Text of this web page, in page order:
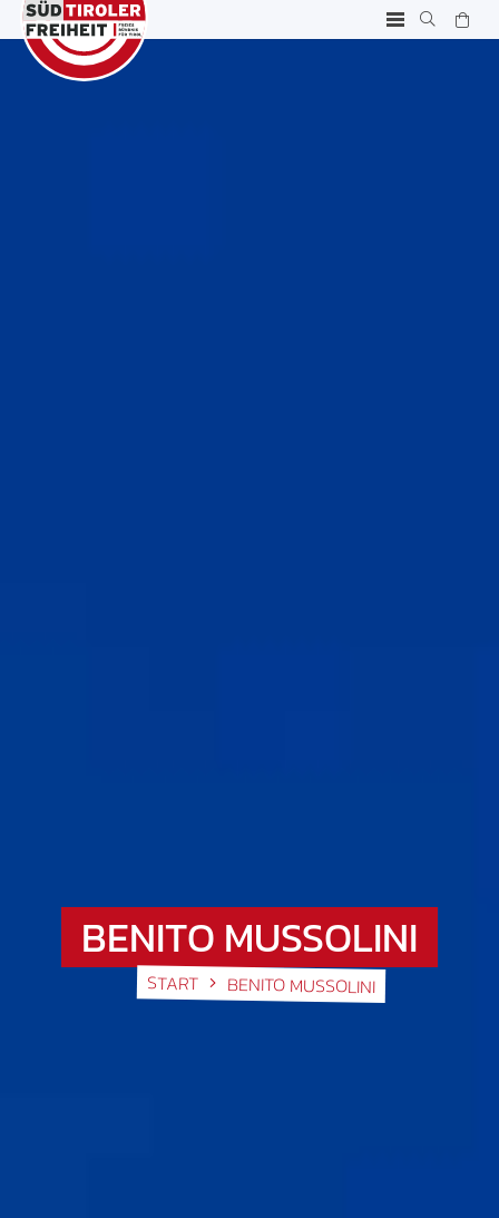
BENITO MUSSOLINI
START BENITO MUSSOLINI